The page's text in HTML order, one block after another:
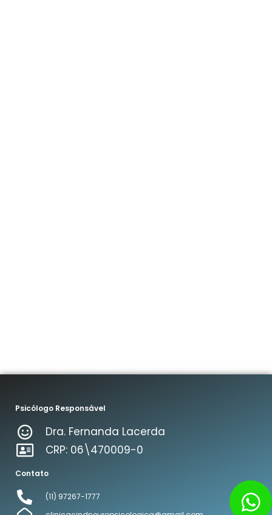
Psicólogo Responsável
Dra. Fernanda Lacerda
CRP: 06\470009-0
Contato
(11) 97267-1777